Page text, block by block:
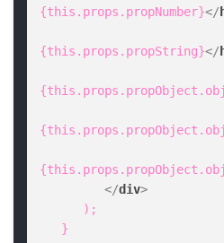
{this.props.propNumber}</
{this.props.propString}</
</div>